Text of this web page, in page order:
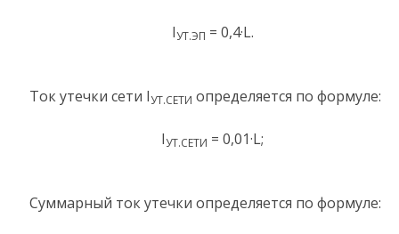
IУТ.ЭП = 0,4·L.
Ток утечки сети IУТ.СЕТИ определяется по формуле:
IУТ.СЕТИ = 0,01·L;
Суммарный ток утечки определяется по формуле: